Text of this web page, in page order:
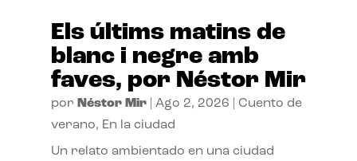
Els últims matins de
blanc i negre amb
faves, por Néstor Mir
por Néstor Mir| Ago 2, 2026
Cuento de
verano, En la ciudad
Un relato ambientado en una ciudad